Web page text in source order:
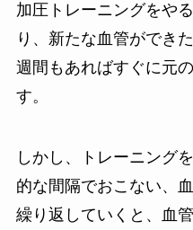
加圧トレーニングをや
り、新たな血管ができ
週間もあればすぐに元
す。
しかし、トレーニング
的な間隔でおこない、
繰り返していくと、血